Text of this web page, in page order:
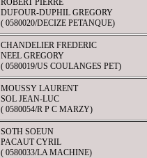
ROBERT PIERRE
DUFOUR-DUPHIL GREGORY
( 0580020/DECIZE PETANQUE)
CHANDELIER FREDERIC
NEEL GREGORY
( 0580019/US COULANGES PET)
MOUSSY LAURENT
SOL JEAN-LUC
( 0580054/R P C MARZY)
SOTH SOEUN
PACAUT CYRIL
( 0580033/LA MACHINE)